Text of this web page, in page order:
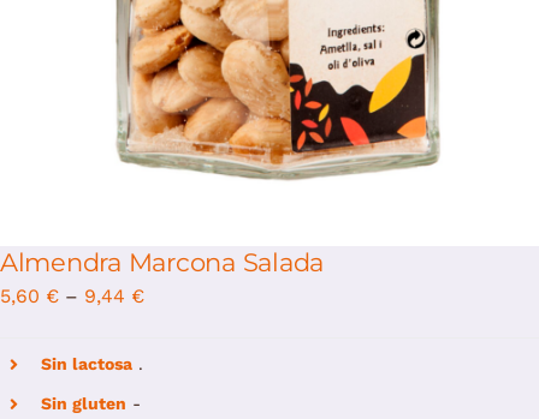
Almendra Marcona Salada
5,60 € – 9,44 €
Sin lactosa.
Sin gluten -